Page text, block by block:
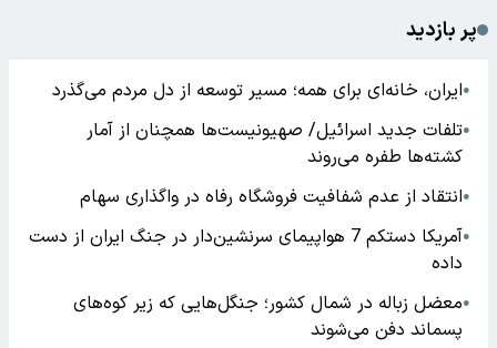
پر بازدید
●ایران، خانه‌ای برای همه؛ مسیر توسعه از دل مردم می‌گذرد
●تلفات جدید اسرائیل/ صهیونیست‌ها همچنان از آمار
کشته‌ها طفره می‌روند
●انتقاد از عدم شفافیت فروشگاه رفاه در واگذاری سهام
●
آمریکا دستکم 7 هواپیمای سرنشین‌دار در جنگ ایران از دست
داده
●معضل زباله در شمال کشور؛ جنگل‌هایی که زیر کوه‌های
پسماند دفن می‌شوند